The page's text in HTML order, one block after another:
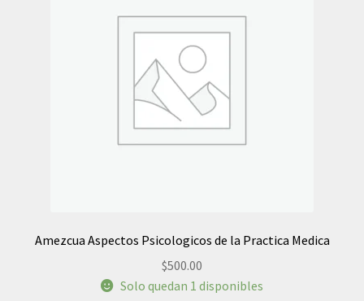
Amezcua Aspectos Psicologicos de la Practica Medica
$500.00
Solo quedan 1 disponibles